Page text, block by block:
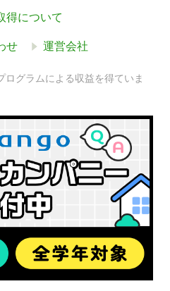
得について
せ 運営会社
グラムによる収益を得ていま